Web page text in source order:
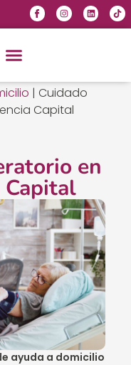
|Cuidado
Capital
en
Capital
ayuda a domicilio